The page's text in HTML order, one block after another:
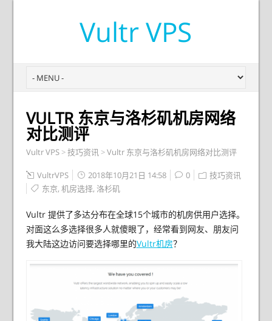
Vultr VPS
VULTR 东京与洛杉矶机房网络
对比测评
Vultr VPS>技巧资讯>Vultr 东京与洛杉矶机房网络对比测评
VultrVPS 2018年10月21日 14:58 0
技巧资讯
东京, 机房选择, 洛杉矶
Vultr 提供了多达分布在全球15个城市的机房供用户选择。
对面这么多选择很多人就傻眼了，经常看到网友、朋友问
我大陆这边访问要选择哪里的Vultr机房？